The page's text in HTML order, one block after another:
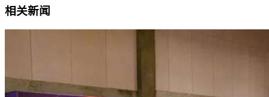
相关新闻